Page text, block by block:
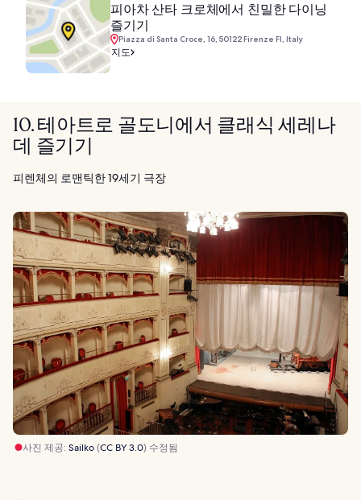
피아차 산타 크로체에서 친밀한 다이닝
즐기기
Piazza di Santa Croce, 16, 50122 Firenze FI, Italy
지도
10. 테아트로 골도니에서 클래식 세레나
데 즐기기
피렌체의 로맨틱한 19세기 극장
사진 제공: Sailko(CC BY 3.0) 수정됨